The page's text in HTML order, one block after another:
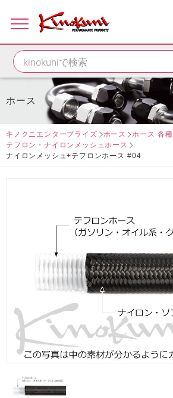
ホース
キノクニエンタープライズ ホース
ホース 各種
テフロン・ナイロンメッシュホース
ナイロンメッシュ+テフロンホース #04